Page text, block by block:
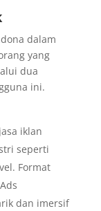
dalam
yang
dua
ini.
iklan
seperti
Format
dan imersif